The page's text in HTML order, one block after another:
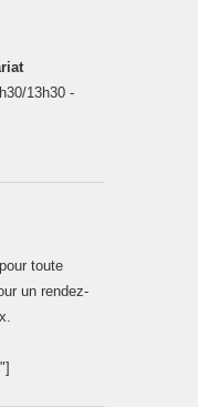
13h30 -
toute
un rendez-